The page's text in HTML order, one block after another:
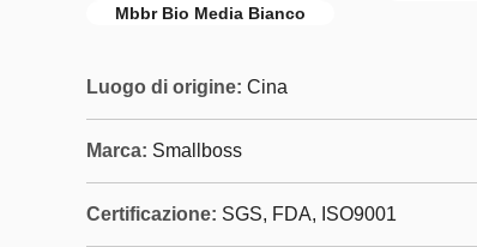
Mbbr Bio Media Bianco
Luogo di origine: Cina
Marca: Smallboss
Certificazione: SGS, FDA, ISO9001